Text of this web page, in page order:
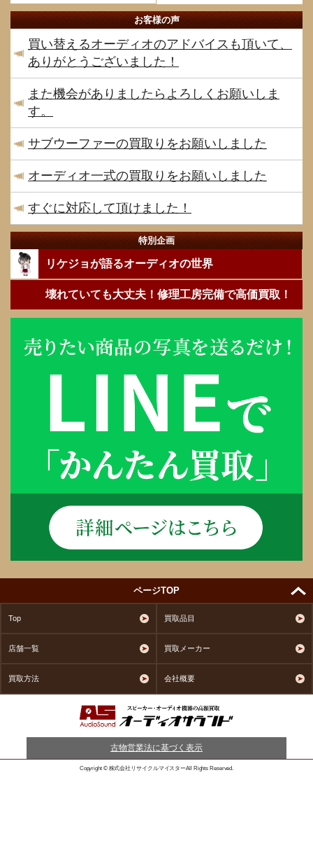
お客様の声
買い替えるオーディオのアドバイスも頂いて、
ありがとうございました！
また機会がありましたらよろしくお願いしま
す。
サブウーファーの買取りをお願いしました
オーディオ一式の買取りをお願いしました
すぐに対応して頂けました！
特別企画
リケジョが語るオーディオの世界
壊れていても大丈夫！修理工房完備で高価買取！
ページTOP
Top 買取品目
店舗一覧 買取メーカー
買取方法 会社概要
古物営業法に基づく表示
Copyright © 株式会社リサイクルマイスターAll Rights Reserved.